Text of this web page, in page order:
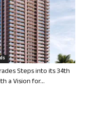
Steps into its 34th
a Vision for...